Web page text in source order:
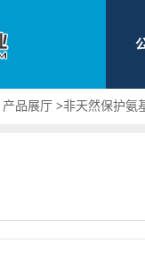
产品展厅 >非天然保护氨